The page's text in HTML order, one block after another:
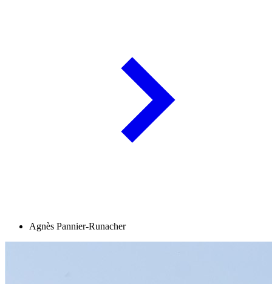
Agnès Pannier-Runacher